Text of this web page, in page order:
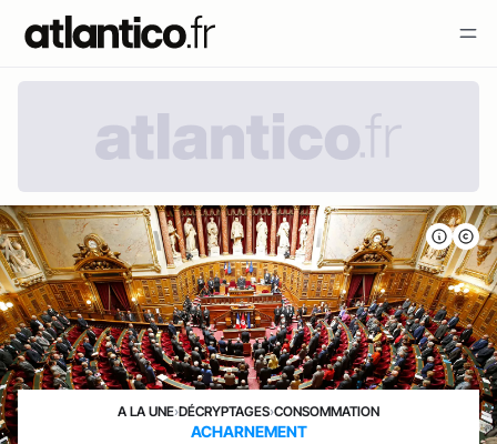
A LA UNE›DÉCRYPTAGES›CONSOMMATION
ACHARNEMENT